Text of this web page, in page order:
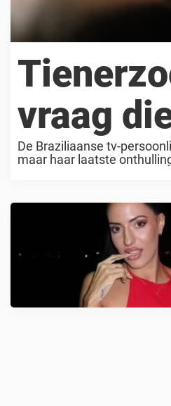
vraag
De Braziliaanse tv-
maar haar laatste